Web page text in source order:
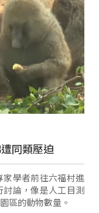
同類壓迫
學者前往六福村進
論，像是人工目測
區的動物數量。